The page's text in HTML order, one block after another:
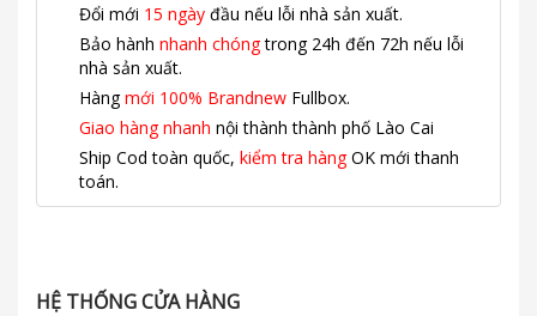
Đổi mới 15 ngày đầu nếu lỗi nhà sản xuất.
Bảo hành nhanh chóngtrong 24h đến 72h nếu lỗi
nhà sản xuất.
Hàngmới 100% Brandnew Fullbox.
Giao hàng nhanh nội thành thành phố Lào Cai
Ship Cod toàn quốc, kiểm tra hàngOK mới thanh
toán.
HỆ THỐNG CỬA HÀNG